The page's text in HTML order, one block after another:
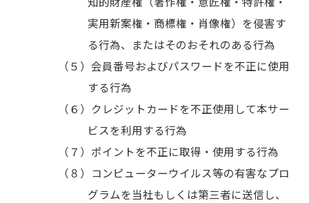
実用新案権・商標権・肖像権）を侵害す
る行為、またはそのおそれのある行為
会員番号およびパスワードを不正に使用
する行為
クレジットカードを不正使用して本サー
ビスを利用する行為
ポイントを不正に取得・使用する行為
コンピューターウイルス等の有害なプロ
グラムを当社もしくは第三者に送信し、